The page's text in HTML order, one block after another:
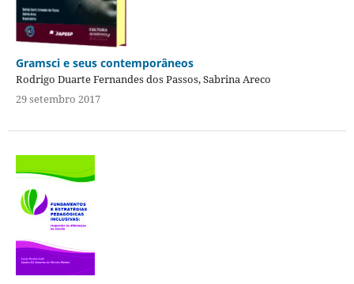
Gramsci e seus contemporâneos
Rodrigo Duarte Fernandes dos Passos, Sabrina Areco
29 setembro 2017